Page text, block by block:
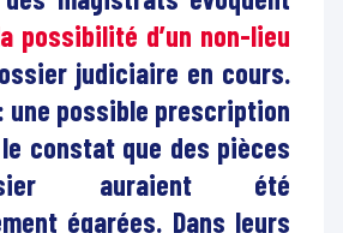
possibilité d’un non-lieu
judiciaire en cours.
une possible prescription
constat que des pièces
auraient été
égarées. Dans leurs